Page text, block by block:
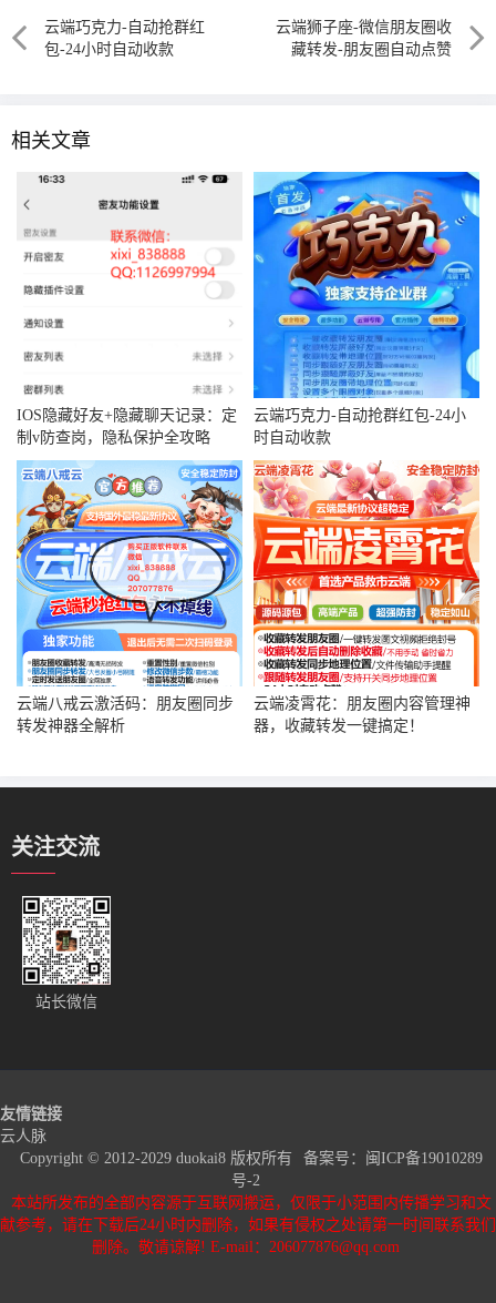
云端巧克力-自动抢群红
包-24小时自动收款
云端狮子座-微信朋友圈收
藏转发-朋友圈自动点赞
相关文章
IOS隐藏好友+隐藏聊天记录：定
制v防查岗，隐私保护全攻略
云端巧克力-自动抢群红包-24小
时自动收款
云端八戒云激活码：朋友圈同步
转发神器全解析
云端凌霄花：朋友圈内容管理神
器，收藏转发一键搞定！
关注交流
站长微信
友情链接
云人脉
Copyright © 2012-2029 duokai8 版权所有
备案号： 闽ICP备19010289
号-2
本站所发布的全部内容源于互联网搬运，仅限于小范围内传播学习和文
献参考，请在下载后24小时内删除，如果有侵权之处请第一时间联系我们
删除。敬请谅解! E-mail：206077876@qq.com